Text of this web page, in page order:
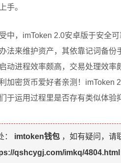
手。
中，imToken 2.0安卓版于安全
法来维护资产，其依靠记词备
动进程效率颇高，交易处理效
加密货币爱好者亲测！imToken
于运用过程里是否存有类似体验
imtoken钱包 ，如有疑问，请
qshcygj.com/imkq/4804.html